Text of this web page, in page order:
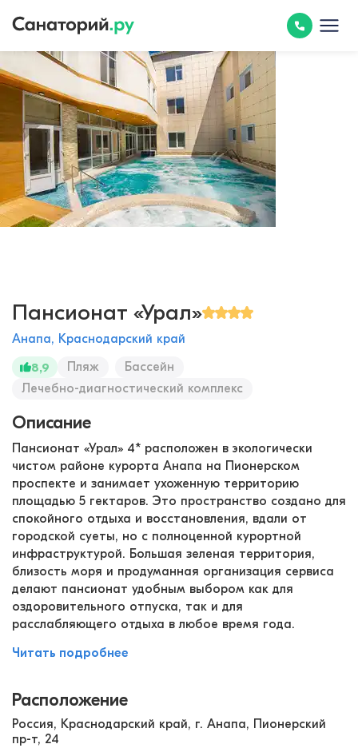
Пансионат «Урал»
Анапа, Краснодарский край
8,9
Пляж
Бассейн
Лечебно-диагностический комплекс
Описание
Пансионат «Урал» 4* расположен в экологически
чистом районе курорта Анапа на Пионерском
проспекте и занимает ухоженную территорию
площадью 5 гектаров. Это пространство создано для
спокойного отдыха и восстановления, вдали от
городской суеты, но с полноценной курортной
инфраструктурой. Большая зеленая территория,
близость моря и продуманная организация сервиса
делают пансионат удобным выбором как для
оздоровительного отпуска, так и для
расслабляющего отдыха в любое время года.
Читать подробнее
Расположение
Россия, Краснодарский край, г. Анапа, Пионерский
пр-т, 24